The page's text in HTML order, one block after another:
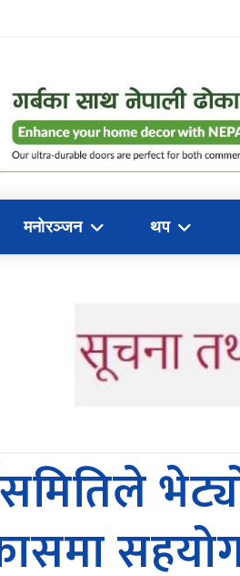
मनोरञ्जन थप
सहयोग